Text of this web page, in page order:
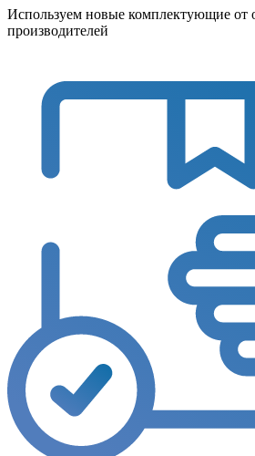
Используем новые комплектующие от
производителей